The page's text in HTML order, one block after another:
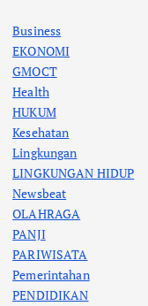
Business
EKONOMI
GMOCT
Health
HUKUM
Kesehatan
Lingkungan
LINGKUNGAN HIDUP
Newsbeat
OLAHRAGA
PANJI
PARIWISATA
Pemerintahan
PENDIDIKAN